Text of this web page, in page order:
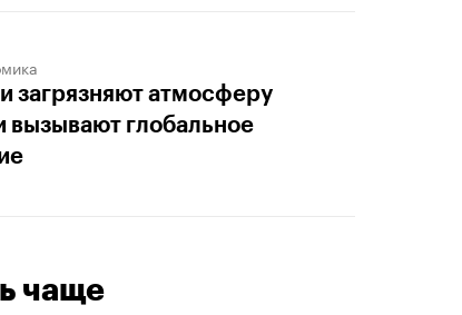
загрязняют атмосферу
вызывают глобальное
чаще